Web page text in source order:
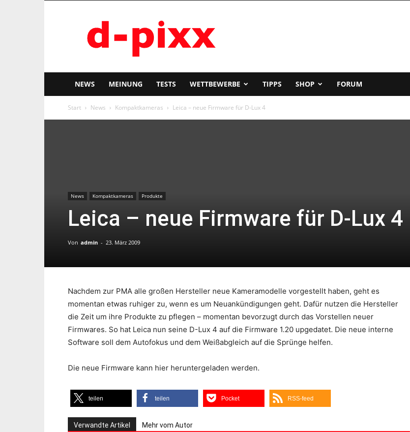
pixx
NEWS MEINUNG TESTS WETTBEWERBE TIPPS SHOP FORUM
Start News Kompaktkameras Leica – neue Firmware für D-Lux 4
News Kompaktkameras Produkte
Leica – neue Firmware für D-Lux 4
Von admin - 23. März 2009
Nachdem zur PMA alle großen Hersteller neue Kameramodelle vorgestellt haben, geht es
momentan etwas ruhiger zu, wenn es um Neuankündigungen geht. Dafür nutzen die Hersteller
die Zeit um ihre Produkte zu pflegen – momentan bevorzugt durch das Vorstellen neuer
Firmwares. So hat Leica nun seine D-Lux 4 auf die Firmware 1.20 upgedatet. Die neue interne
Software soll dem Autofokus und dem Weißabgleich auf die Sprünge helfen.
Die neue Firmware kann hier heruntergeladen werden.
teilen teilen Pocket RSS-feed
Verwandte Artikel Mehr vom Autor